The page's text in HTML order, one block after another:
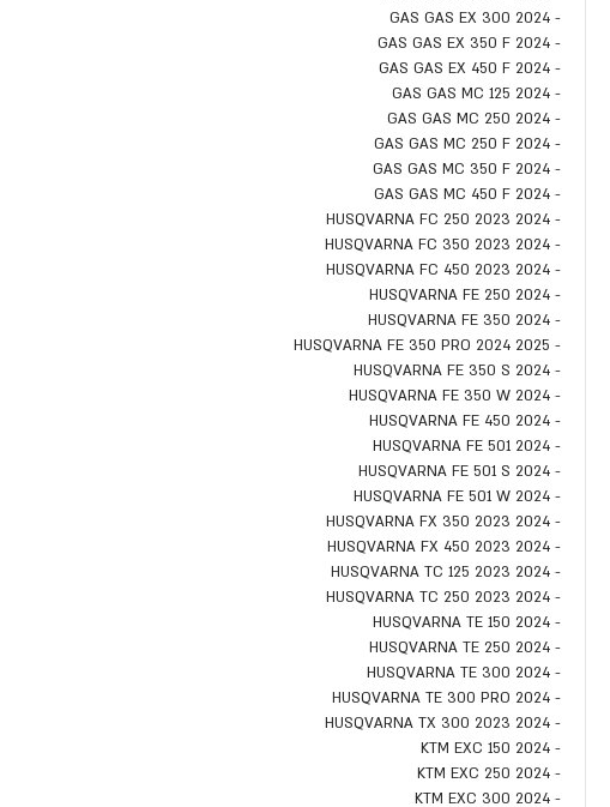
- GAS GAS EX 300 2024
- GAS GAS EX 350 F 2024
- GAS GAS EX 450 F 2024
- GAS GAS MC 125 2024
- GAS GAS MC 250 2024
- GAS GAS MC 250 F 2024
- GAS GAS MC 350 F 2024
- GAS GAS MC 450 F 2024
- HUSQVARNA FC 250 2023 2024
- HUSQVARNA FC 350 2023 2024
- HUSQVARNA FC 450 2023 2024
- HUSQVARNA FE 250 2024
- HUSQVARNA FE 350 2024
- HUSQVARNA FE 350 PRO 2024 2025
- HUSQVARNA FE 350 S 2024
- HUSQVARNA FE 350 W 2024
- HUSQVARNA FE 450 2024
- HUSQVARNA FE 501 2024
- HUSQVARNA FE 501 S 2024
- HUSQVARNA FE 501 W 2024
- HUSQVARNA FX 350 2023 2024
- HUSQVARNA FX 450 2023 2024
- HUSQVARNA TC 125 2023 2024
- HUSQVARNA TC 250 2023 2024
- HUSQVARNA TE 150 2024
- HUSQVARNA TE 250 2024
- HUSQVARNA TE 300 2024
- HUSQVARNA TE 300 PRO 2024
- HUSQVARNA TX 300 2023 2024
- KTM EXC 150 2024
- KTM EXC 250 2024
- KTM EXC 300 2024